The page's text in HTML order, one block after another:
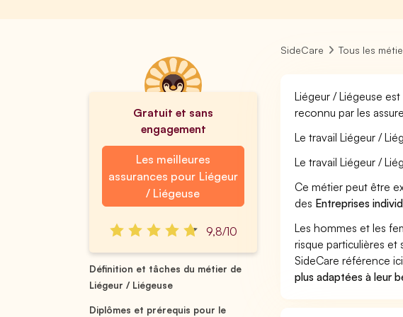
Gratuit et sans
engagement
Les meilleures
assurances pour Liégeur
/ Liégeuse
9,8/10
Définition et tâches du métier de
Liégeur / Liégeuse
Diplômes et prérequis pour le
SideCare Tous les
Liégeur / Liégeuse
reconnu par les
Le travail Liégeur /
Le travail Liégeur /
Ce métier peut être
des Entreprises
Les hommes et les
risque particulières et
SideCare référence
plus adaptées à leur